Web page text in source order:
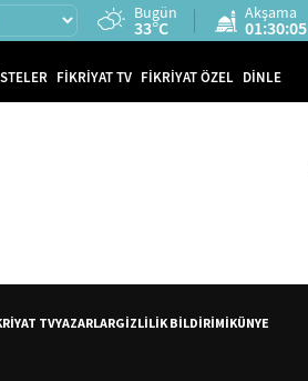
Bugün
33°C
Akşama
01:30:05
FİKRİYAT TV FİKRİYAT ÖZEL DİNLE
TVYAZARLARGİZLİLİK BİLDİRİMİKÜNYE